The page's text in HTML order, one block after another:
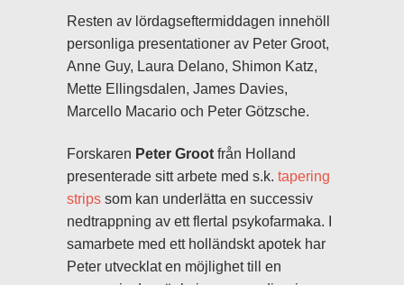
Resten av lördagseftermiddagen innehöll
personliga presentationer av Peter Groot,
Anne Guy, Laura Delano, Shimon Katz,
Mette Ellingsdalen, James Davies,
Marcello Macario och Peter Götzsche.
Forskaren Peter Groot från Holland
presenterade sitt arbete med s.k. tapering
strips som kan underlätta en successiv
nedtrappning av ett flertal psykofarmaka. I
samarbete med ett holländskt apotek har
Peter utvecklat en möjlighet till en